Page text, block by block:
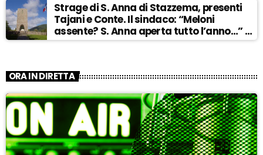
Strage di S. Anna di Stazzema, presenti
Tajani e Conte. Il sindaco: “Meloni
assente? S. Anna aperta tutto l’anno…” –
ASCOLTA
ORA IN DIRETTA